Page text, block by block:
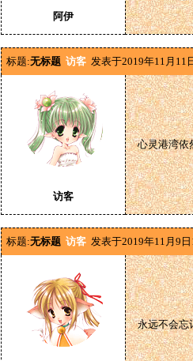
阿伊
标题:无标题 访客 发表于2019年11月11
访客
心灵港湾依
标题:无标题 访客 发表于2019年11月9
永远不会忘